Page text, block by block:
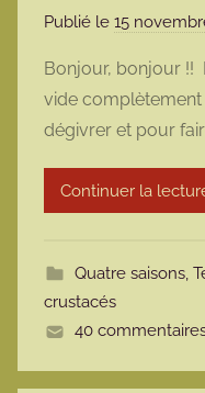
Publié le 15
Bonjour, bonjour !!
vide
dégivrer et pour
Continuer la
Quatre saisons,
crustacés
40